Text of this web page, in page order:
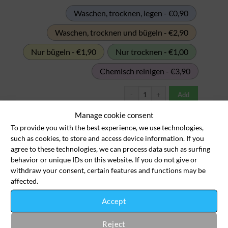
Manage cookie consent
To provide you with the best experience, we use technologies,
such as cookies, to store and access device information. If you
agree to these technologies, we can process data such as surfing
behavior or unique IDs on this website. If you do not give or
withdraw your consent, certain features and functions may be
affected.
Accept
Reject
Waschen, trocknen, legen - €0,90
Waschen, trocknen und bügeln - €2,90
Nur bügeln - €1,90
Nur trocknen - €1,00
Chemisch reinigen - €3,90
Add
Kinderoverall
Waschen, trocknen, legen - €7,90
Waschen, trocknen und bügeln - €9,90